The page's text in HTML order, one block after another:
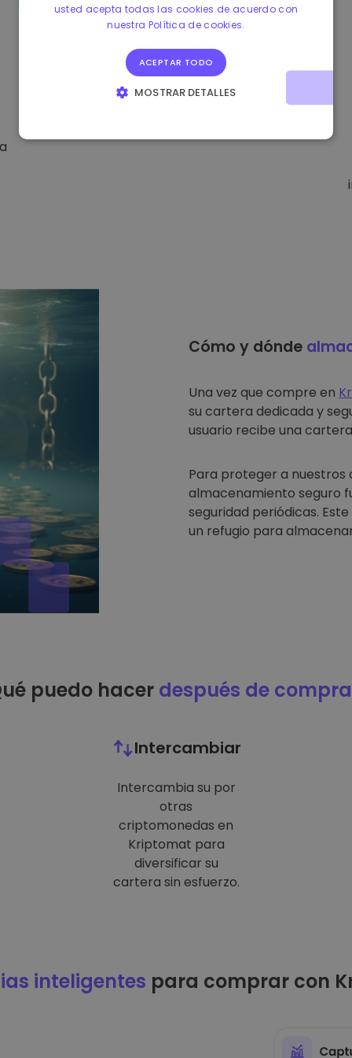
Cómo y dónde
Una vez que compre en
su cartera dedicada y
usuario recibe una
Para proteger a nuestros
almacenamiento seguro
seguridad periódicas.
un refugio para
puedo hacer después de
Intercambiar
Intercambia su por
otras
criptomonedas en
Kriptomat para
diversificar su
cartera sin esfuerzo.
inteligentes para comprar con
usted acepta todas las cookies de acuerdo con
nuestra Política de cookies.
ACEPTAR TODO
MOSTRAR DETALLES